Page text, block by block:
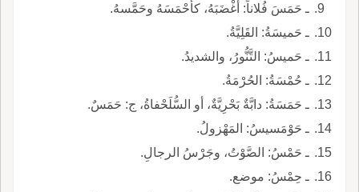
ـ حَمَسَ فُلاناً: أغْضَبَهُ، كأَحْمَسَهُ وحَمَّسهُ.
ـ حَميسَةُ: القَلِيَّةُ.
ـ حَميسُ: التَّنُّورُ، والشديدُ.
ـ حُمْسَةُ: الحُرْمَةُ.
ـ حَمَسَةُ: دابَّةٌ بَحْرِيَّةٌ، أو السُّلَحْفاةُ، ج: حَمَسٌ.
ـ حَوْمَسيسُ: المَهْزولُ.
ـ حَمْسُ: الصَّوْتُ، وجَرْسُ الرجالِ.
ـ حِمْسُ: موضع.